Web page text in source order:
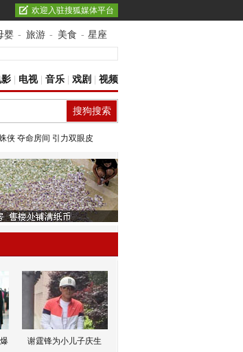
欢迎入驻搜狐媒体平台
婴 - 旅游 - 美食 - 星座
影 电视| 音乐 戏剧 视频
侠 夺命房间 引力双眼皮
谢霆锋为小儿子庆生